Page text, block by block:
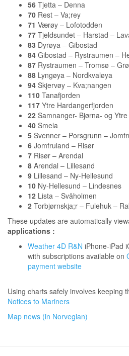
56 Tjetta – Denna
70 Rest – Va;rey
71 Værøy – Lofotodden
77 Tjeldsundet – Harstad –
83 Dyrøya – Gibostad
84 Gibostad – Rystraumen –
87 Rystraumen – Tromsø –
88 Lyngøya – Nordkvaløya
94 Skjervøy – Kva;nangen
110 Tanafjorden
117 Ytre Hardangerfjorden
22 Samnanger- Bjørna- og
40 Smela
5 Svenner – Porsgrunn –
6 Jomfruland – Risør
7 Risør – Arendal
8 Arendal – Lillesand
9 Lillesand – Ny-Hellesund
10 Ny-Hellesund – Lindesnes
12 Lista – Svåholmen
2 Torbjørnskja;r – Fulehuk –
These updates are automatically
applications :
Weather 4D R&N iPhone-iPad
with subscriptions available on
payment website
Using charts safely involves keeping
Notices to Mariners
Map news (in Norvegian)